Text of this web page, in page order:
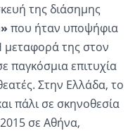
της διάσημης
που ήταν υποψήφια
μεταφορά της στον
παγκόσμια επιτυχία
Στην Ελλάδα, το
πάλι σε σκηνοθεσία
σε Αθήνα,